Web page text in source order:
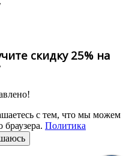
скидку 25% на
с тем, что мы можем
Политика